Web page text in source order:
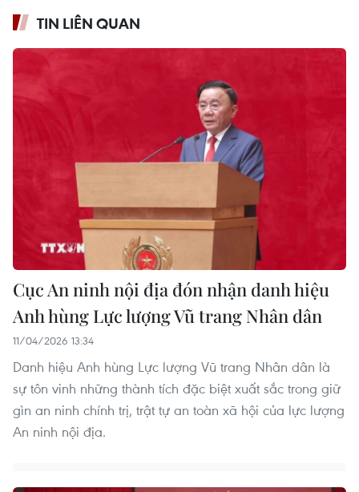
TIN LIÊN QUAN
Cục An ninh nội địa đón nhận danh hiệu
Anh hùng Lực lượng Vũ trang Nhân dân
11/04/2026 13:34
Danh hiệu Anh hùng Lực lượng Vũ trang Nhân dân là
sự tôn vinh những thành tích đặc biệt xuất sắc trong giữ
gìn an ninh chính trị, trật tự an toàn xã hội của lực lượng
An ninh nội địa.